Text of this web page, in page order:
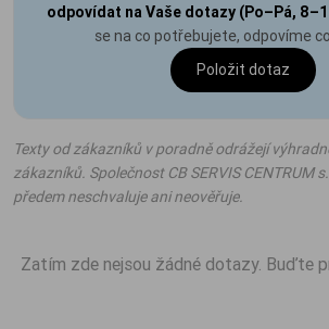
odpovídat na Vaše dotazy (Po–Pá,
se na co potřebujete, odpovíme
Položit dotaz
Texty od zákazníků v poradně odrážejí
zákazníků. Společnost CB SERVIS CENTRUM
předem neschvaluje ani neověřuje.
Zatím zde nejsou žádné dotazy. Buďte